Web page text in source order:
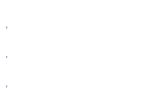
,
,
,